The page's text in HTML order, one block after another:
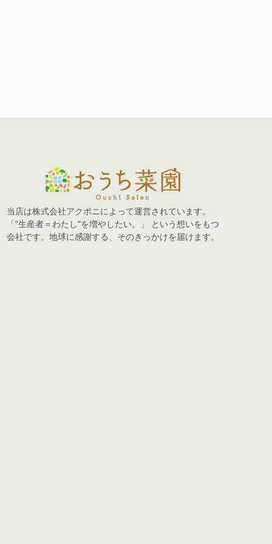
当店は株式会社アクポニによって運営されています。
「"生産者＝わたし"を増やしたい。」 という想いをもつ
会社です。地球に感謝する、そのきっかけを届けます。